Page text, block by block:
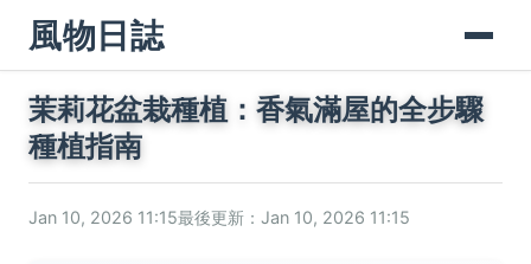
風物日誌
茉莉花盆栽種植：香氣滿屋的全步驟
種植指南
Jan 10, 2026 11:15最後更新：Jan 10, 2026 11:15